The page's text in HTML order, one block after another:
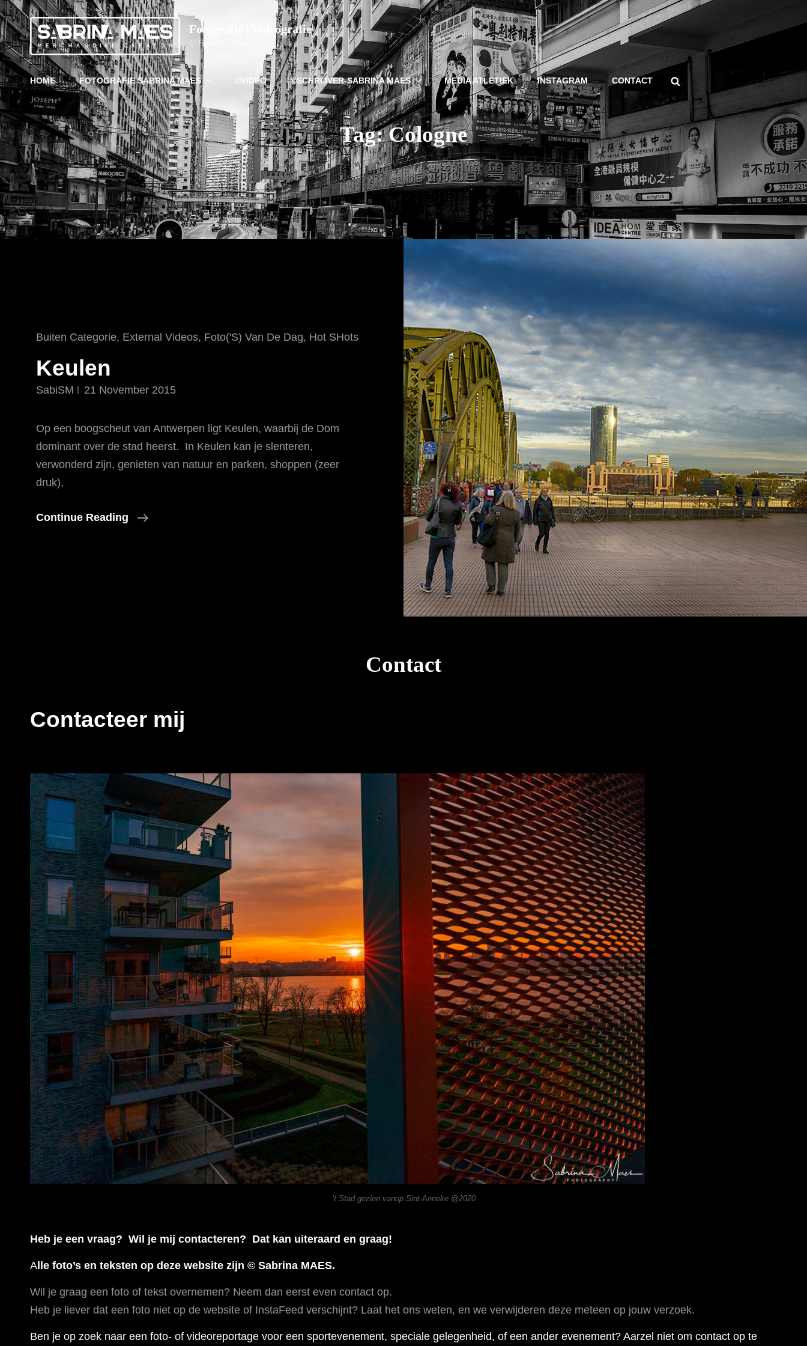
Fotografie | Videografie
© Sabrina Maes
HOME FOTOGRAFIE SABRINA MAES ©VIDEO ©SCHRIJVER-SABRINA MAES MEDIA ATLETIEK INSTAGRAM CONTACT Search
Tag:Cologne
Cat
Buiten Categorie, External Videos, Foto('s) Van De Dag, Hot SHots
Keulen
SabiSM 21 November 2015
Op een boogscheut van Antwerpen ligt Keulen, waarbij de Dom
dominant over de stad heerst. In Keulen kan je slenteren,
verwonderd zijn, genieten van natuur en parken, shoppen (zeer
druk),
Continue Reading Keulen
Contact
Contacteer mij
’t Stad gezien vanop Sint-Anneke @2020
Heb je een vraag? Wil je mij contacteren? Dat kan uiteraard en graag!
Alle foto’s en teksten op deze website zijn © Sabrina MAES.
Wil je graag een foto of tekst overnemen? Neem dan eerst even contact op.
Heb je liever dat een foto niet op de website of InstaFeed verschijnt? Laat het ons weten, en we verwijderen deze meteen op jouw verzoek.
Ben je op zoek naar een foto- of videoreportage voor een sportevenement, speciale gelegenheid, of een ander evenement? Aarzel niet om contact op te